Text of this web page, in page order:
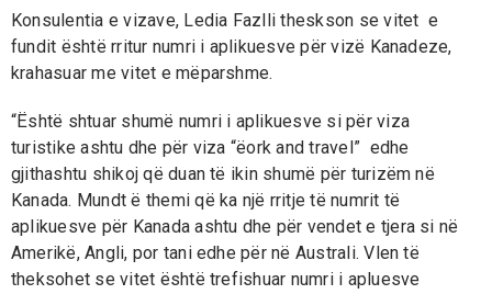
Konsulentia e vizave, Ledia Fazlli theskson se vitet e
fundit është rritur numri i aplikuesve për vizë Kanadeze,
krahasuar me vitet e mëparshme.
“Është shtuar shumë numri i aplikuesve si për viza
turistike ashtu dhe për viza “ëork and travel” edhe
gjithashtu shikoj që duan të ikin shumë për turizëm në
Kanada. Mundt ë themi që ka një rritje të numrit të
aplikuesve për Kanada ashtu dhe për vendet e tjera si në
Amerikë, Angli, por tani edhe për në Australi. Vlen të
theksohet se vitet është trefishuar numri i apluesve